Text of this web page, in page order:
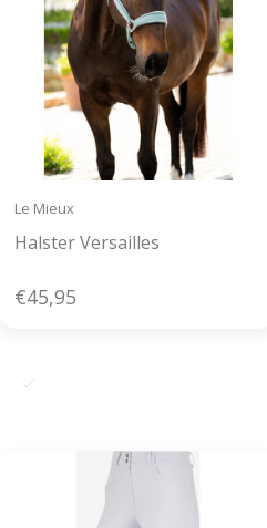
Le Mieux
Halster Versailles
€45,95